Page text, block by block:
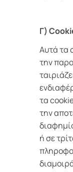
Γ)
Αυτά τα
την
τα
την
ή σε